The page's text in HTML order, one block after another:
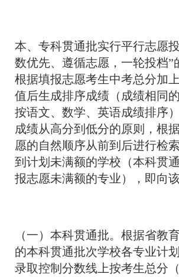
本、专科贯通批实行平行志愿
数优先、遵循志愿，一轮投档”
根据填报志愿考生中考总分加
值后生成排序成绩（成绩相同
按语文、数学、英语成绩排序
成绩从高分到低分的原则，根
愿的自然顺序从前到后进行检
到计划未满额的学校（本科贯
报志愿未满额的专业），即向该
（一）本科贯通批。根据省教
的本科贯通批次学校各专业计
录取控制分数线上按考生总分